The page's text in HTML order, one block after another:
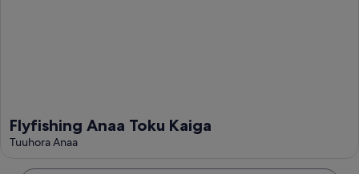
Flyfishing Anaa Toku Kaiga
Tuuhora Anaa